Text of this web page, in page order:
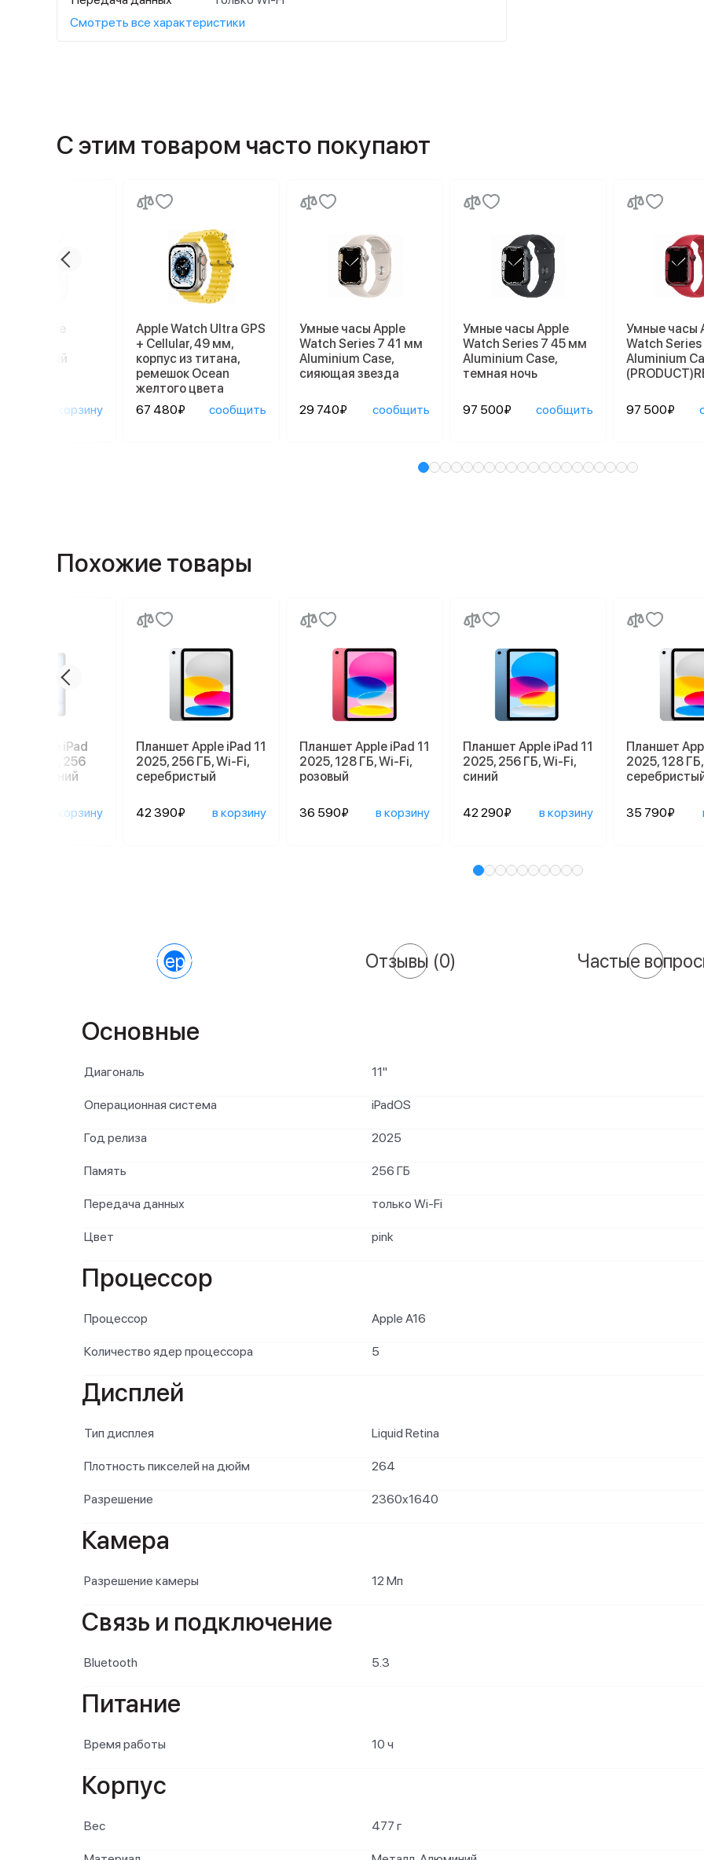
Смотреть все характеристики
С этим товаром часто покупают
Apple
белый
в корзину
Apple Watch Ultra GPS
+ Cellular, 49 мм,
корпус из титана,
ремешок Ocean
желтого цвета
67 480₽
сообщить
Умные часы Apple
Watch Series 7 41 мм
Aluminium Case,
сияющая звезда
29 740₽ сообщить
Умные часы Apple
Watch Series 7 45 мм
Aluminium Case,
темная ночь
97 500₽ сообщить
Умные часы
Watch
Aluminium
97 500₽
Похожие товары
Apple iPad
2026 M4, 256
Blue, синий
в корзину
Планшет Apple iPad 11
2025, 256 ГБ, Wi-Fi,
серебристый
42 390₽ в корзину
Планшет Apple iPad 11
2025, 128 ГБ, Wi-Fi,
розовый
36 590₽ в корзину
Планшет Apple iPad 11
2025, 256 ГБ, Wi-Fi,
синий
42 290₽ в корзину
Планшет
2025, 128
35 790₽
Характеристики Отзывы (0) Частые
Основные
Диагональ 11"
Операционная система iPadOS
Год релиза 2025
Память 256 ГБ
Передача данных только Wi-Fi
Цвет pink
Процессор
Процессор Apple A16
Количество ядер процессора 5
Дисплей
Тип дисплея Liquid Retina
Плотность пикселей на дюйм 264
Разрешение 2360x1640
Камера
Разрешение камеры 12 Мп
Связь и подключение
Bluetooth 5.3
Питание
Время работы 10 ч
Корпус
Вес 477 г